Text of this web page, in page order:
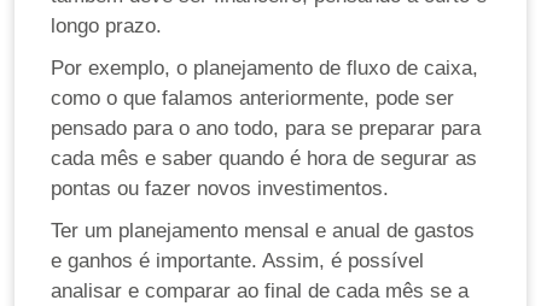
longo prazo.
Por exemplo, o planejamento de fluxo de caixa,
como o que falamos anteriormente, pode ser
pensado para o ano todo, para se preparar para
cada mês e saber quando é hora de segurar as
pontas ou fazer novos investimentos.
Ter um planejamento mensal e anual de gastos
e ganhos é importante. Assim, é possível
analisar e comparar ao final de cada mês se a